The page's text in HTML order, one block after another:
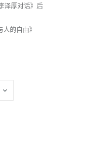
泽厚对话》后
人的自由》